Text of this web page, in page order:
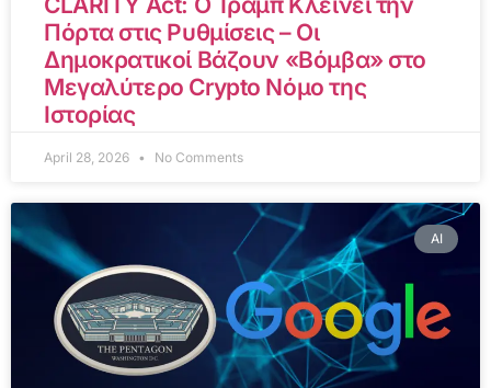
Πόρτα στις Ρυθμίσεις – Οι
Δημοκρατικοί Βάζουν «Βόμβα» στο
Μεγαλύτερο Crypto Νόμο της
Ιστορίας
April 28, 2026 No Comments
AI